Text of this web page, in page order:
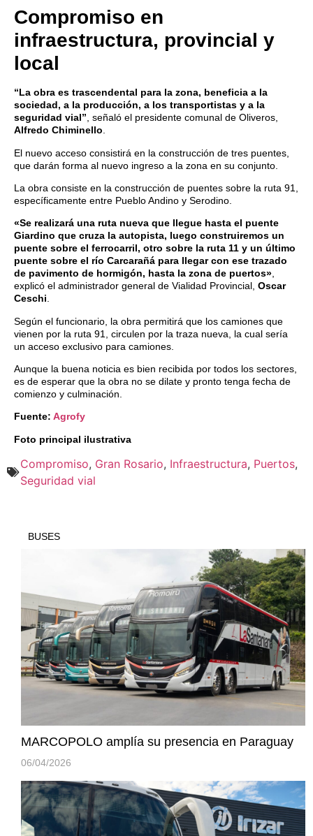
Compromiso en
infraestructura, provincial y
local
“La obra es trascendental para la zona, beneficia a la
sociedad, a la producción, a los transportistas y a la
seguridad vial” , señaló el presidente comunal de Oliveros,
Alfredo Chiminello
El nuevo acceso consistirá en la construcción de tres puentes,
que darán forma al nuevo ingreso a la zona en su conjunto.
La obra consiste en la construcción de puentes sobre la ruta 91,
específicamente entre Pueblo Andino y Serodino.
«Se realizará una ruta nueva que llegue hasta el puente
Giardino que cruza la autopista, luego construiremos un
puente sobre el ferrocarril, otro sobre la ruta 11 y un último
puente sobre el río Carcarañá para llegar con ese trazado
de pavimento de hormigón, hasta la zona de puertos»,
explicó el administrador general de Vialidad Provincial, Oscar
Ceschi.
Según el funcionario, la obra permitirá que los camiones que
vienen por la ruta 91, circulen por la traza nueva, la cual sería
un acceso exclusivo para camiones.
Aunque la buena noticia es bien recibida por todos los sectores,
es de esperar que la obra no se dilate y pronto tenga fecha de
comienzo y culminación.
Fuente: Agrofy
Foto principal ilustrativa
Compromiso, Gran Rosario, Infraestructura, Puertos,
Seguridad vial
BUSES
MARCOPOLO amplía su presencia en Paraguay
06/04/2026